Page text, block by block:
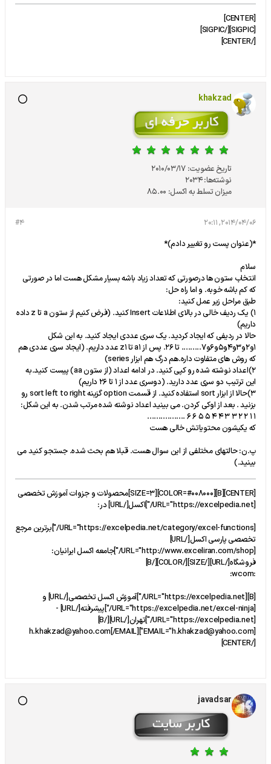
[CENTER]
[SIGPIC][/SIGPIC]
[/CENTER]
khakzad
تاریخ عضویت: 2010/03/17
نوشته‌ها:2034
میزان تسلط به اکسل: 85.00
#4 2014/04/06, 20:11
*(عنوان پست رو تغییر دادم)*
سلام
انتخاب ستون ها درصورتی که تعداد زیاد باشه بسیار مشکل هست اما در صورتی
که کم باشه خوبه. و اما راه حل:
طبق مراحل زیر عمل کنید:
1) یک ردیف خالی در بالای اطلاعات Insert کنید. (فرض کنیم از ستون a تا z داده
داریم)
حالا در ردیفی که ایجاد کردید. یک سری عددی ایجاد کنید. به این شکل
1و2و3و4و5و6و7......... تا 26. پس از a1 تا z1 عدد داریم. (ایجاد سری عددی هم
که روش های متفاوت داره.هم درگ هم ابزار series)
2)اعداد نوشته شده رو کپی کنید. در ادامه اعداد (از ستون aa) پیست کنید.به
این ترتیب دو سری عدد دارید. (دوسری عدد از 1 تا 26 داریم)
3)حالا از ابزار sort استفاده کنید. از قسمت option گزینه sort left to right رو
بزنید . بعد از اوکی کردن. می بینید اعداد نوشته شده مرتب شدن. به این شکل:
1 1 2 2 3 3 4 4 5 5 6 6 .................
که یکیشون محتویاتش خالی هست
پ.ن: حالتهای مختلفی از این سوال هست. قبلا هم بحث شده. جستجو کنید می
بینید.)
[CENTER][B][COLOR=#008000][SIZE=3]محصولات و جزوات آموزش تخصصی
[URL="https://excelpedia.net/"]اکسل[/URL] در:
[URL="https://excelpedia.net/category/excel-functions/"]برترین مرجع
تخصصی پارسی اکسل[/URL]
[URL="http://www.exceliran.com/shop/"]جامعه اكسل ايرانيان:
فروشگاه[/URL][/SIZE][/COLOR][/B]
:wcom:
[B][URL="https://excelpedia.net/"]آموزش اکسل تخصصی[/URL] و
[URL="https://excelpedia.net/excel-ninja/"]پیشرفته[/URL] -
[URL="https://excelpedia.net/"]تهران[/URL][/B]
[EMAIL="h.khakzad@yahoo.com"]h.khakzad@yahoo.com[/EMAIL]
[/CENTER]
javadsar